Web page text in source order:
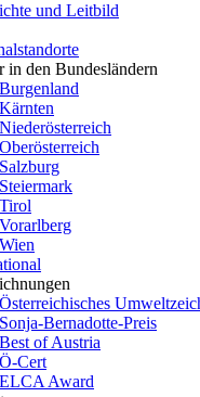
und Leitbild
in den Bundesländern
Burgenland
Kärnten
Niederösterreich
Oberösterreich
Salzburg
Steiermark
Tirol
Vorarlberg
Wien
Österreichisches
Sonja-Bernadotte-Preis
Best of Austria
Ö-Cert
ELCA Award